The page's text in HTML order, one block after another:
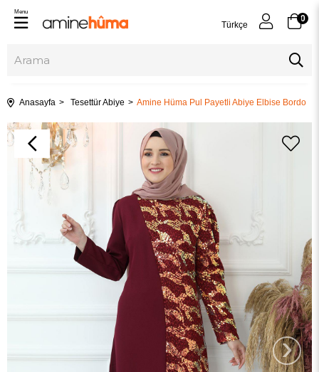
Türkçe
0
Menu
Anasayfa Tesettür Abiye Amine Hüma Pul Payetli Abiye Elbise Bordo
›